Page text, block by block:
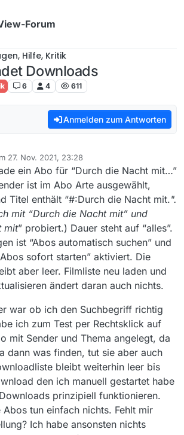
Forum
Hilfe, Kritik
Downloads
6 4 611
Anmelden zum Antworten
27. Nov. 2021, 23:28
von
ein Abo für “Durch die Nacht mit…”
ist im Abo Arte ausgewählt,
Titel enthält “#:Durch die Nacht mit.".
mit “Durch die Nacht mit” und
mit” probiert.) Dauer steht auf “alles”.
ist “Abos automatisch suchen” und
sofort starten” aktiviert. Die
aber leer. Filmliste neu laden und
ändert daran auch nichts.
war ob ich den Suchbegriff richtig
ich zum Test per Rechtsklick auf
mit Sender und Thema angelegt, da
dann was finden, tut sie aber auch
bleibt weiterhin leer bis
den ich manuell gestartet habe
prinzipiell funktionieren.
tun einfach nichts. Fehlt mir
Ich habe ansonsten nichts